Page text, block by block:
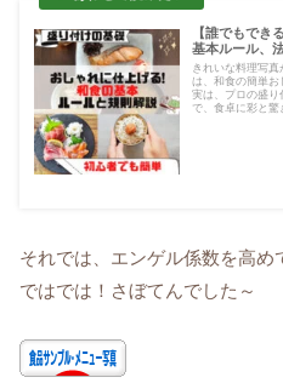
【誰でもでき
基本ルール、
きれいな料理写
は、和食の簡単お
実は、プロの盛り
で、食卓に彩と驚
それでは、エンゲル係数を高め
ではでは！さぼてんでした～